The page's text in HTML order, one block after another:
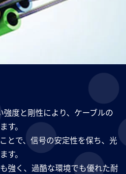
強度と剛性により、ケーブルの
す。
とで、信号の安定性を保ち、光
す。
強く、過酷な環境でも優れた耐